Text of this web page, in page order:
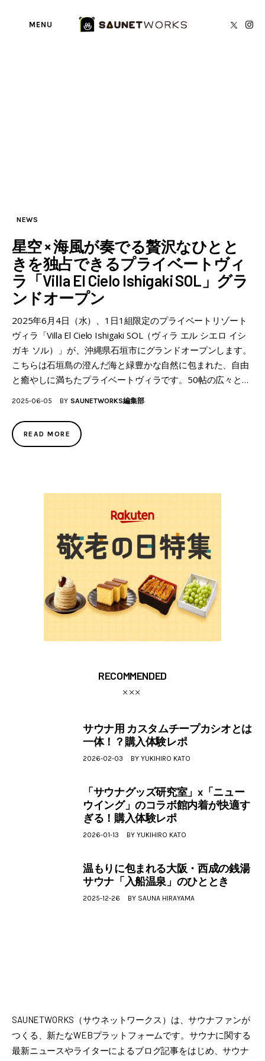
MENU
NEWS
星空 × 海風が奏でる贅沢なひとと
きを独占できるプライベートヴィ
ラ「Villa El Cielo Ishigaki SOL」グラ
ンドオープン
2025年6月4日（水）、1日1組限定のプライベートリゾート
ヴィラ「Villa El Cielo Ishigaki SOL（ヴィラ エル シエロ イシ
ガキ ソル）」が、沖縄県石垣市にグランドオープンします。
こちらは石垣島の澄んだ海と緑豊かな自然に包まれた、自由
と癒やしに満ちたプライベートヴィラです。50帖の広々と…
2025-06-05 BY SAUNETWORKS編集部
READ MORE
RECOMMENDED
サウナ用 カスタムチープカシオとは
一体！？購入体験レポ
2026-02-03 BYYUKIHIRO KATO
「サウナグッズ研究室」x「ニュー
ウイング」のコラボ館内着が快適す
ぎる！購入体験レポ
2026-01-13 BYYUKIHIRO KATO
温もりに包まれる大阪・西成の銭湯
サウナ「入船温泉」のひととき
2025-12-26 BY SAUNA HIRAYAMA
SAUNETWORKS（サウネットワークス）は、サウナファンが
つくる、新たなWEBプラットフォームです。サウナに関する
最新ニュースやライターによるブログ記事をはじめ、サウナ